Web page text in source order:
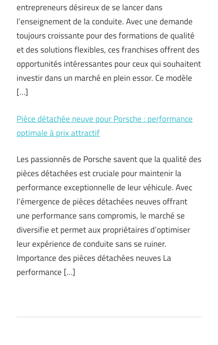
entrepreneurs désireux de se lancer dans
l’enseignement de la conduite. Avec une demande
toujours croissante pour des formations de qualité
et des solutions flexibles, ces franchises offrent des
opportunités intéressantes pour ceux qui souhaitent
investir dans un marché en plein essor. Ce modèle
[…]
Pièce détachée neuve pour Porsche : performance
optimale à prix attractif
Les passionnés de Porsche savent que la qualité des
pièces détachées est cruciale pour maintenir la
performance exceptionnelle de leur véhicule. Avec
l’émergence de pièces détachées neuves offrant
une performance sans compromis, le marché se
diversifie et permet aux propriétaires d’optimiser
leur expérience de conduite sans se ruiner.
Importance des pièces détachées neuves La
performance […]